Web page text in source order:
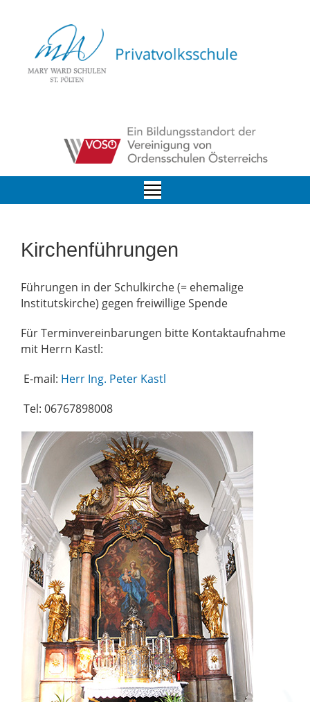
Kirchenführungen
Führungen in der Schulkirche (= ehemalige
Institutskirche) gegen freiwillige Spende
Für Terminvereinbarungen bitte Kontaktaufnahme
mit Herrn Kastl:
E-mail: Herr Ing. Peter Kastl
Tel: 06767898008